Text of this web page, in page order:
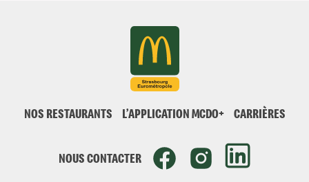
NOS RESTAURANTS L’APPLICATION MCDO+ CARRIÈRES
NOUS CONTACTER